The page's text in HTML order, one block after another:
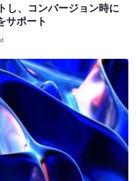
し、コンバージョン時に
サポート